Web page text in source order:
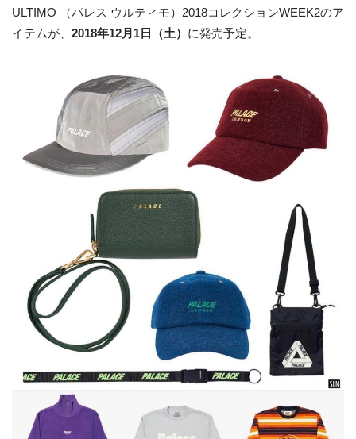
ULTIMO （パレス ウルティモ）2018コレクションWEEK2のア
イテムが、 2018年12月1日（土） に発売予定。